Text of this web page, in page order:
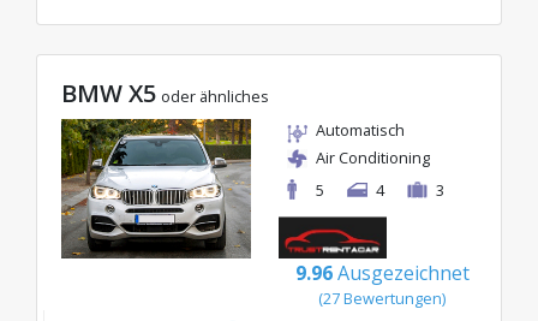
BMW X5 oder ähnliches
Automatisch
Air Conditioning
5
4 3
9.96 Ausgezeichnet
(27 Bewertungen)